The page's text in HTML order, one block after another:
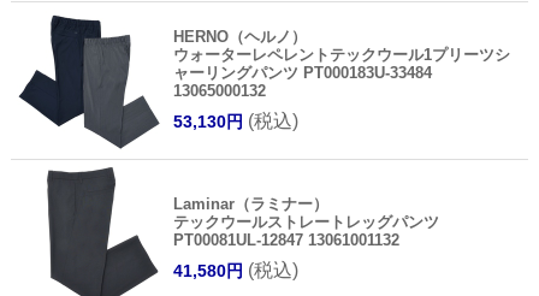
HERNO（ヘルノ）
ウォーターレペレントテックウール1プリーツシ
ャーリングパンツ PT000183U-33484
13065000132
53,130円 (税込)
Laminar（ラミナー）
テックウールストレートレッグパンツ
PT00081UL-12847 13061001132
41,580円 (税込)